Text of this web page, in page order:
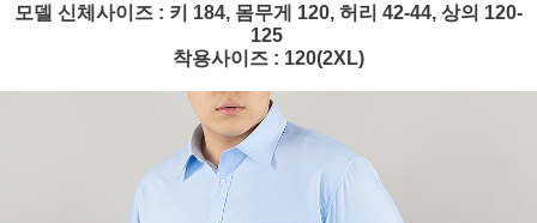
모델 신체사이즈 : 키 184, 몸무게 120, 허리 42-44, 상의 120-
125
착용사이즈 : 120(2XL)